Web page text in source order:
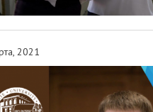
2021